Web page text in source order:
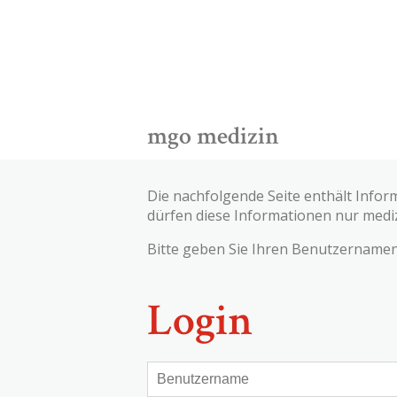
mgo medizin
Die nachfolgende Seite enthält
dürfen diese Informationen nur
Bitte geben Sie Ihren
Login